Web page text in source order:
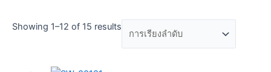
Showing 1–12 of 15 results